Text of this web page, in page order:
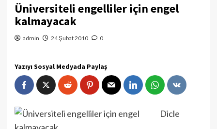
Üniversiteli engelliler için engel
kalmayacak
admin 24 Şubat 2010 0
Yazıyı Sosyal Medyada Paylaş
Dicle